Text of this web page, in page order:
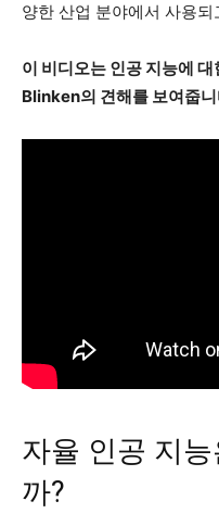
양한 산업 분야에서 사용되
이 비디오는 인공 지능에
Blinken의 견해를 보여줍
자율 인공 지
까?